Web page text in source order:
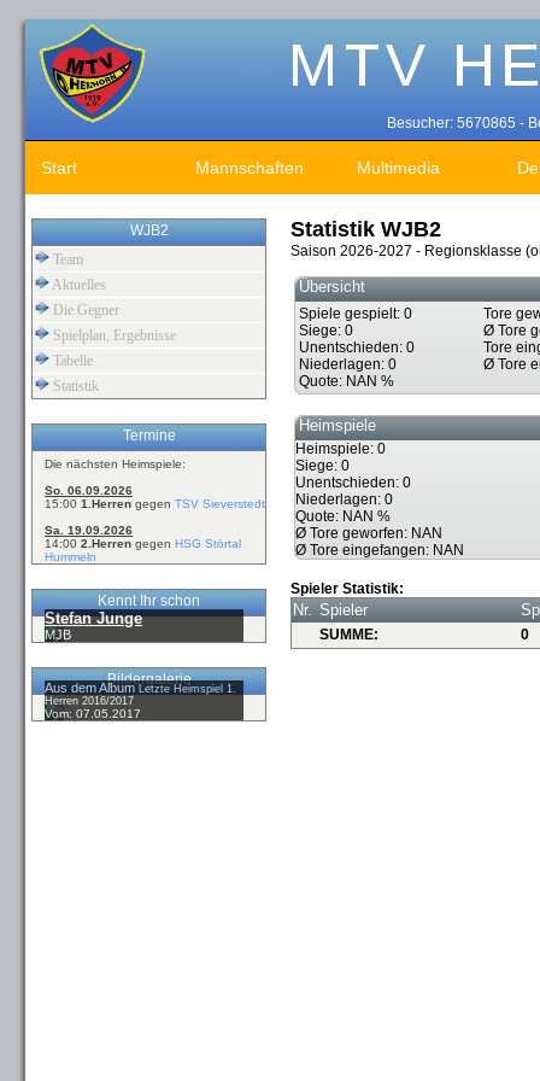
Besucher: 5670865 -
Start Mannschaften Multimedia
WJB2
Team
Aktuelles
Die Gegner
Spielplan, Ergebnisse
Tabelle
Statistik
Termine
Die nächsten Heimspiele:
So. 06.09.2026
15:00 1.Herren gegen TSV Sieverstedt
Sa. 19.09.2026
14:00 2.Herren gegen HSG Störtal
Hummeln
Kennt Ihr schon
Stefan Junge
MJB
Bildergalerie
Aus dem AlbumLetzte Heimspiel 1.
Herren 2016/2017
Vom: 07.05.2017
Statistik WJB2
Saison 2026-2027 - Regionsklasse
Übersicht
Spiele gespielt: 0
Siege: 0
Unentschieden: 0
Niederlagen: 0
Quote: NAN %
Tore
Ø Tore
Tore
Ø Tore
Heimspiele
Heimspiele: 0
Siege: 0
Unentschieden: 0
Niederlagen: 0
Quote: NAN %
Ø Tore geworfen: NAN
Ø Tore eingefangen: NAN
Spieler Statistik:
Nr. Spieler
SUMME: 0